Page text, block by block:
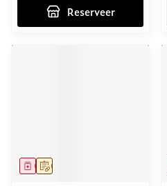
Reserveer
Op voorschrift
Geneesmiddel